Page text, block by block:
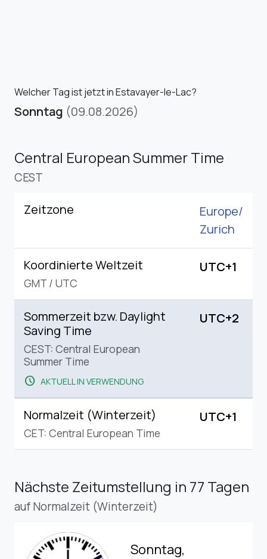
Welcher Tag ist jetzt in Estavayer-le-Lac?
Sonntag (09.08.2026)
Central European Summer Time
CEST
Zeitzone
Europe/
Zurich
Koordinierte Weltzeit
GMT / UTC
UTC+1
Sommerzeit bzw. Daylight
Saving Time
CEST: Central European
Summer Time
schedule AKTUELL IN VERWENDUNG
UTC+2
Normalzeit (Winterzeit)
CET: Central European Time
UTC+1
Nächste Zeitumstellung in 77 Tagen
auf Normalzeit (Winterzeit)
Sonntag,